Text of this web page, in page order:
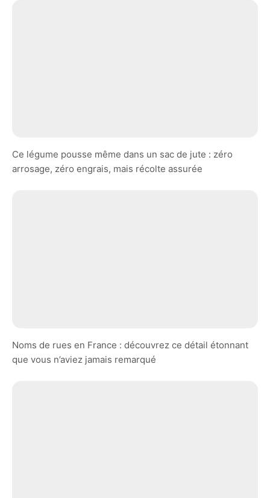
Ce légume pousse même dans un sac de jute : zéro
arrosage, zéro engrais, mais récolte assurée
Noms de rues en France : découvrez ce détail étonnant
que vous n’aviez jamais remarqué